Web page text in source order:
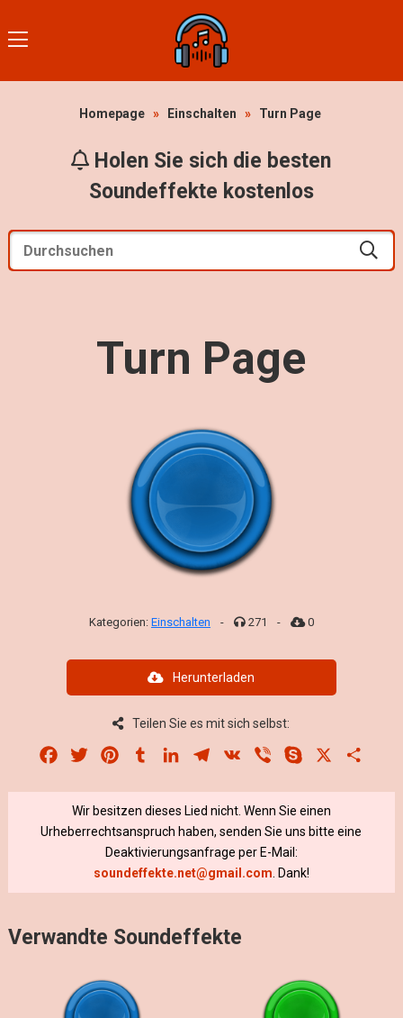
Homepage » Einschalten » Turn Page
Holen Sie sich die besten
Soundeffekte kostenlos
Turn Page
Kategorien: Einschalten - 271 - 0
Herunterladen
Teilen Sie es mit sich selbst:
Facebook
Twitter PinterestTumblrLinkedInTelegram
VK Viber Skype
Wir besitzen dieses Lied nicht. Wenn Sie einen
Urheberrechtsanspruch haben, senden Sie uns bitte eine
Deaktivierungsanfrage per E-Mail:
soundeffekte.net@gmail.com . Dank!
Verwandte Soundeffekte